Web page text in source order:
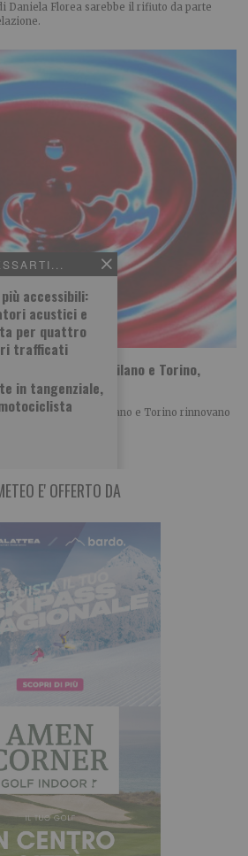
accessibili:
acustici e
per quattro
trafficati
in tangenziale,
Daniela Florea sarebbe il rifiuto da parte
Milano e Torino,
SettembreMusica, Milano e Torino rinnovano
E' OFFERTO DA